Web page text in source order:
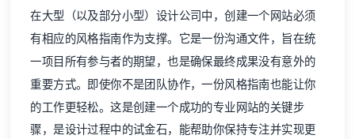
在大型（以及部分小型）设计公司中，创建一个网站必须
有相应的风格指南作为支撑。它是一份沟通文件，旨在统
一项目所有参与者的期望，也是确保最终成果没有意外的
重要方式。即使你不是团队协作，一份风格指南也能让你
的工作更轻松。这是创建一个成功的专业网站的关键步
骤，是设计过程中的试金石，能帮助你保持专注并实现更